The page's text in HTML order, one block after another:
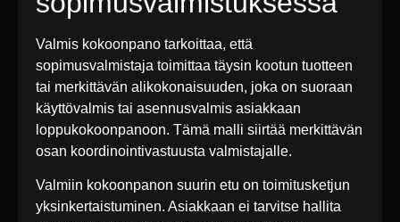
Valmis kokoonpano tarkoittaa, että
sopimusvalmistaja toimittaa täysin kootun tuotteen
tai merkittävän alikokonaisuuden, joka on suoraan
käyttövalmis tai asennusvalmis asiakkaan
loppukokoonpanoon. Tämä malli siirtää merkittävän
osan koordinointivastuusta valmistajalle.
Valmiin kokoonpanon suurin etu on toimitusketjun
yksinkertaistuminen. Asiakkaan ei tarvitse hallita